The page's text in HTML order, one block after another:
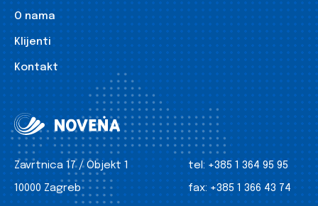
O nama
Klijenti
Kontakt
Zavrtnica 17 / Objekt 1
10000 Zagreb
tel: +385 1 364 95 95
fax: +385 1 366 43 74